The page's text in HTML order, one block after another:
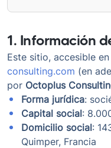
1. Información
Este sitio, accesible en
consulting.com (en
por Octoplus
Forma jurídica:
Capital social:
Domicilio social:
Quimper, Francia